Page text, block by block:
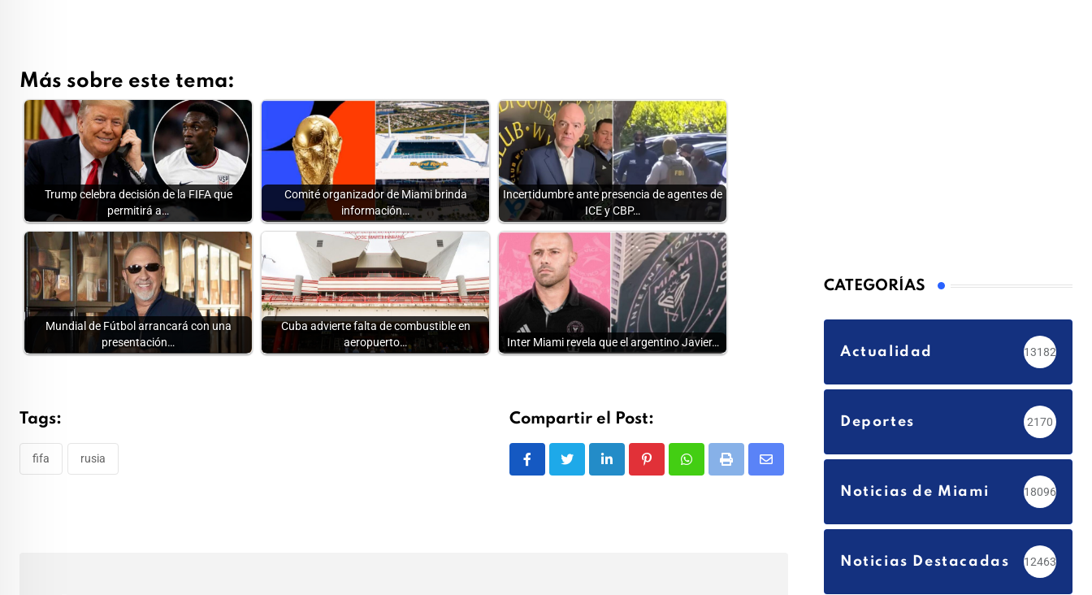
Más sobre este tema:
Trump celebra decisión de la FIFA que
permitirá a…
Comité organizador de Miami brinda
información…
Incertidumbre ante presencia de agentes de
ICE y CBP…
Mundial de Fútbol arrancará con una
presentación…
Cuba advierte falta de combustible en
aeropuerto…
Inter Miami revela que el argentino Javier…
Tags:
fifa rusia
Compartir el Post:
LinkedIn PinterestWhatsapp
Print
Share
CATEGORÍAS
Actualidad 13182
Deportes 2170
Noticias de Miami 18096
Noticias Destacadas 12463